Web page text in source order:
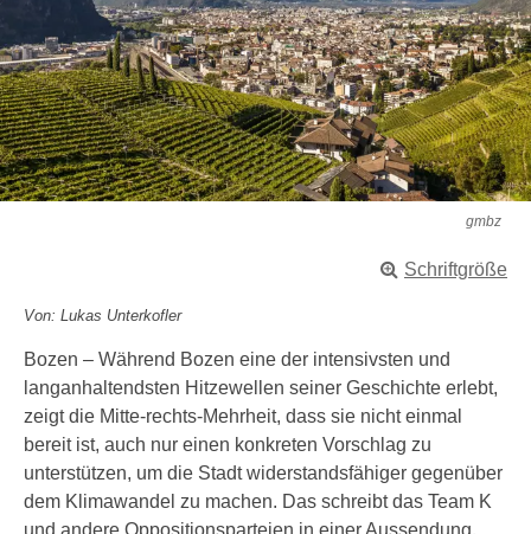
gmbz
Schriftgröße
Von: Lukas Unterkofler
Bozen – Während Bozen eine der intensivsten und
langanhaltendsten Hitzewellen seiner Geschichte erlebt,
zeigt die Mitte-rechts-Mehrheit, dass sie nicht einmal
bereit ist, auch nur einen konkreten Vorschlag zu
unterstützen, um die Stadt widerstandsfähiger gegenüber
dem Klimawandel zu machen. Das schreibt das Team K
und andere Oppositionsparteien in einer Aussendung.